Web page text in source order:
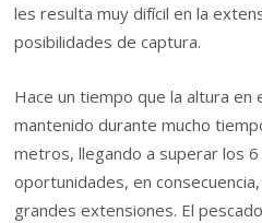
les resulta muy difícil en la
posibilidades de captura.
Hace un tiempo que la altura en
mantenido durante mucho
metros, llegando a superar los
oportunidades, en
grandes extensiones. El